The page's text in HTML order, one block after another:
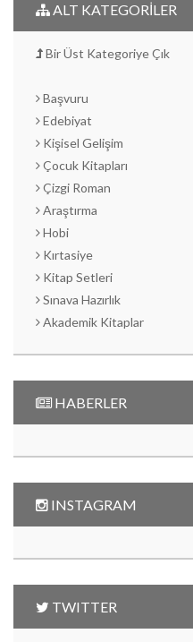
ALT KATEGORİLER
Bir Üst Kategoriye Çık
Başvuru
Edebiyat
Kişisel Gelişim
Çocuk Kitapları
Çizgi Roman
Araştırma
Hobi
Kırtasiye
Kitap Setleri
Sınava Hazırlık
Akademik Kitaplar
HABERLER
INSTAGRAM
TWITTER